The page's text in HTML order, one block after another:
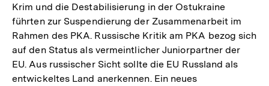
Krim und die Destabilisierung in der Ostukraine
führten zur Suspendierung der Zusammenarbeit im
Rahmen des PKA. Russische Kritik am PKA bezog sich
auf den Status als vermeintlicher Juniorpartner der
EU. Aus russischer Sicht sollte die EU Russland als
entwickeltes Land anerkennen. Ein neues